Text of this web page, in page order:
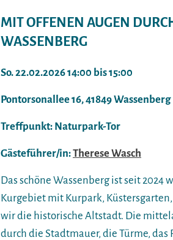
MIT OFFENEN AUGEN
WASSENBERG
So. 22.02.2026 14:00 bis 15:00
Pontorsonallee 16, 41849 Wassenberg
Treffpunkt: Naturpark-Tor
Gästeführer/in:Therese Wasch
Das schöne Wassenberg ist seit
Kurgebiet mit Kurpark,
wir die historische Altstadt. Die
durch die Stadtmauer, die Türme,